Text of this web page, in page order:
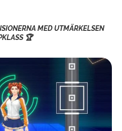
MED UTMÄRKELSEN
🏆